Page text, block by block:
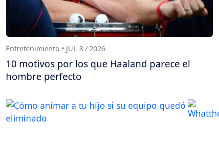
Entretenimiento • JUL 8 / 2026
10 motivos por los que Haaland parece el
hombre perfecto